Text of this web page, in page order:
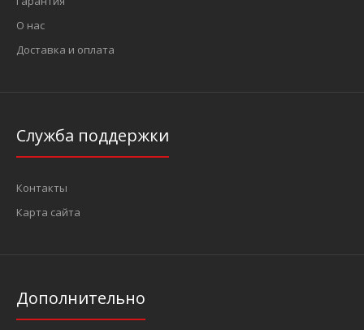
О нас
Доставка и оплата
Служба поддержки
Контакты
Карта сайта
Дополнительно